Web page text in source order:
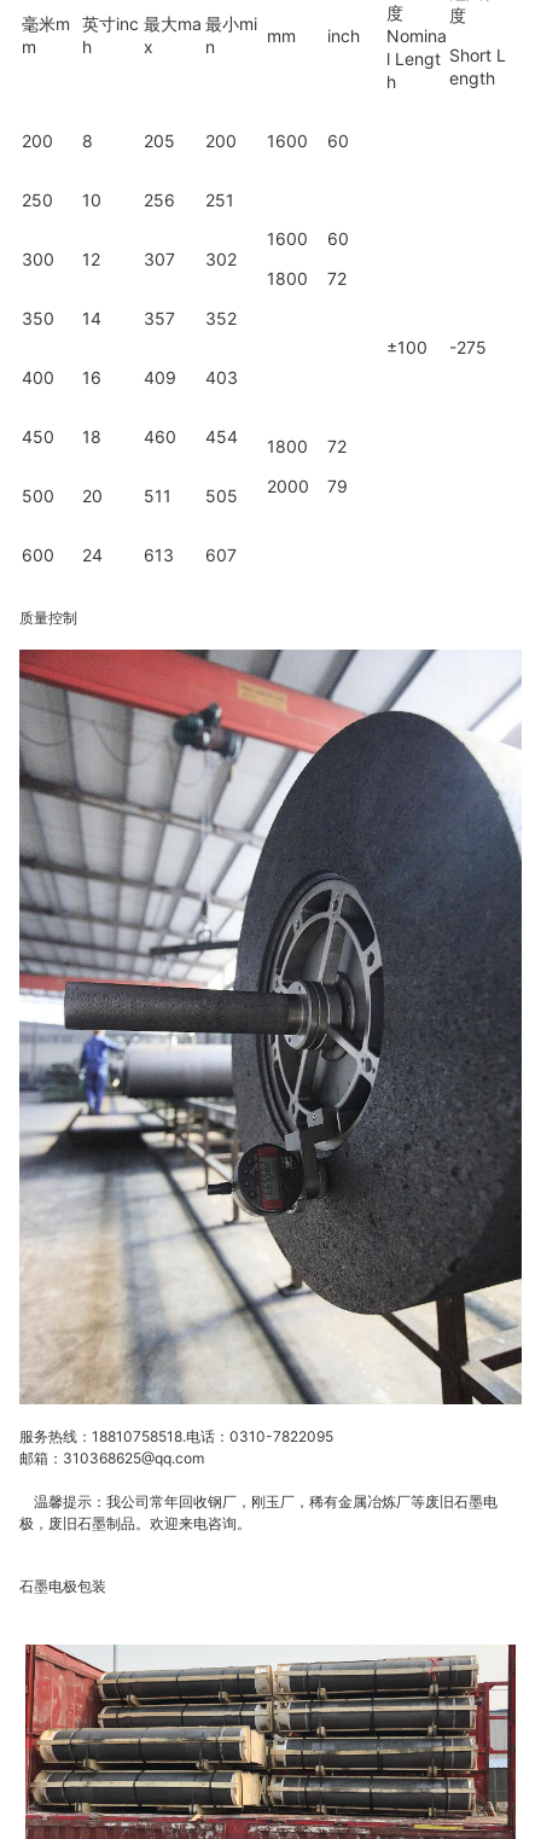
毫米m
m
英寸inc
h
最大ma
x
最小mi
n
mm inch
度
Nomina
l Lengt
h
度
Short L
ength
200 8 205 200 1600 60
±100 -275
250 10 256
251
1600
1800
60
72
300 12 307 302
350 14 357 352
400 16 409 403
1800
2000
72
79
450 18 460 454
500 20 511 505
600 24 613 607
质量控制
服务热线：18810758518.电话：0310-7822095
邮箱：310368625@qq.com
温馨提示：我公司常年回收钢厂，刚玉厂，稀有金属冶炼厂等废旧石墨电
极，废旧石墨制品。欢迎来电咨询。
石墨电极包装